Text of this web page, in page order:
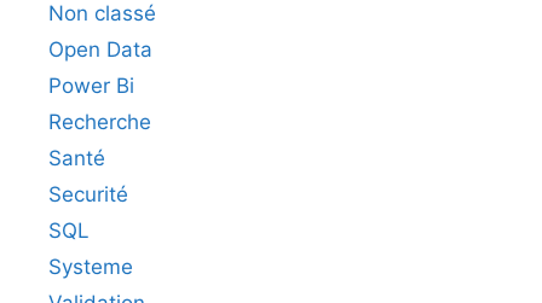
Non classé
Open Data
Power Bi
Recherche
Santé
Securité
SQL
Systeme